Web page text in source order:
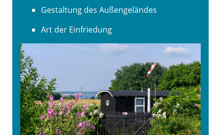
Gestaltung des Außengeländes
Art der Einfriedung